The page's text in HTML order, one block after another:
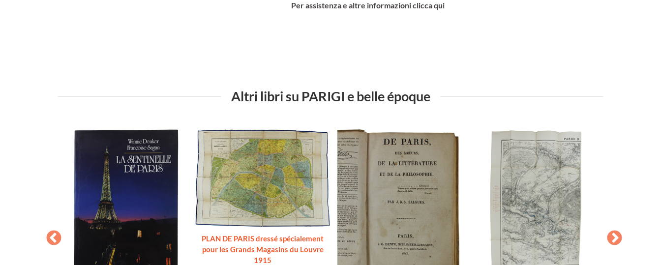
Per assistenza e altre informazioni clicca qui
Altri libri su PARIGI e belle époque
PLAN DE PARIS dressé spécialement
pour les Grands Magasins du Louvre
1915